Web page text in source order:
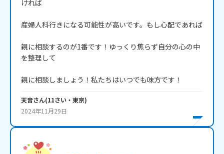
ければ
産婦人科行きになる可能性が高いです。もし心配であれば
親に相談するのが1番です！ゆっくり焦らず自分の心の中
を整理して
親に相談しましょう！私たちはいつでも味方です！
天音さん(11さい・ 東京)
2024年11月29日